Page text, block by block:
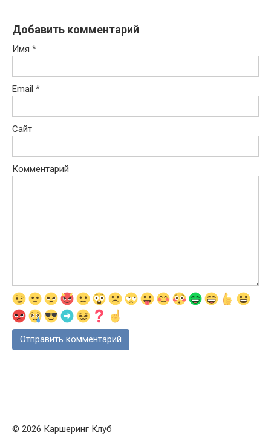
Добавить комментарий
Имя *
Email *
Сайт
Комментарий
© 2026 Каршеринг Клуб